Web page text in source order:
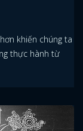
khiến chúng ta
thực hành từ